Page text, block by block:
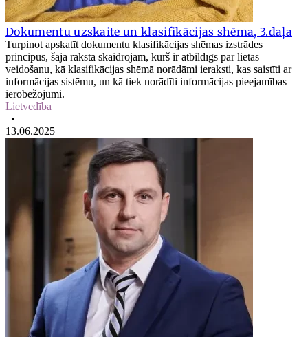
Dokumentu uzskaite un klasifikācijas shēma, 3.daļa
Turpinot apskatīt dokumentu klasifikācijas shēmas izstrādes
principus, šajā rakstā skaidrojam, kurš ir atbildīgs par lietas
veidošanu, kā klasifikācijas shēmā norādāmi ieraksti, kas saistīti ar
informācijas sistēmu, un kā tiek norādīti informācijas pieejamības
ierobežojumi.
Lietvedība
•
13.06.2025